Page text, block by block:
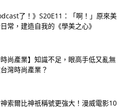
了！》S20E11：「啊！」原來美
常，建造自我的《學美之心》
時尚產業】知識不足，眼高手低又亂無
灣時尚產業？
神索爾比神祇稱號更強大！漫威電影10